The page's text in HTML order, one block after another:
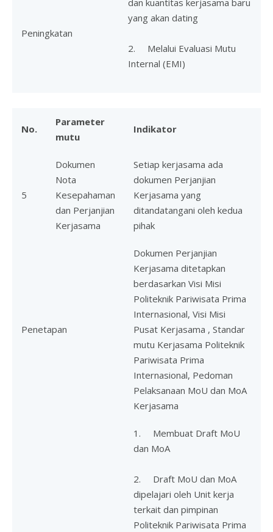
Peningkatan
dan kuantitas kerjasama baru
yang akan dating
2. Melalui Evaluasi Mutu
Internal (EMI)
No.
Parameter
mutu
Indikator
5
Dokumen
Nota
Kesepahaman
dan Perjanjian
Kerjasama
Setiap kerjasama ada
dokumen Perjanjian
Kerjasama yang
ditandatangani oleh kedua
pihak
Penetapan
Dokumen Perjanjian
Kerjasama ditetapkan
berdasarkan Visi Misi
Politeknik Pariwisata Prima
Internasional, Visi Misi
Pusat Kerjasama , Standar
mutu Kerjasama Politeknik
Pariwisata Prima
Internasional, Pedoman
Pelaksanaan MoU dan MoA
Kerjasama
1. Membuat Draft MoU
dan MoA
2. Draft MoU dan MoA
dipelajari oleh Unit kerja
terkait dan pimpinan
Politeknik Pariwisata Prima